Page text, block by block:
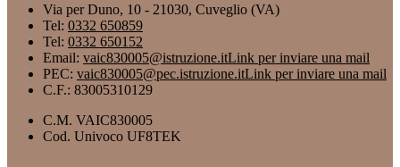
Via per Duno, 10 - 21030, Cuveglio (VA)
Tel: 0332 650859
Tel: 0332 650152
Email: vaic830005@istruzione.itLink per inviare una mail
PEC: vaic830005@pec.istruzione.itLink per inviare una mail
C.F.: 83005310129
C.M. VAIC830005
Cod. Univoco UF8TEK